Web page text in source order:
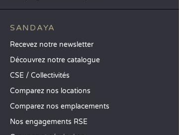
SANDAYA
Recevez notre newsletter
Découvrez notre catalogue
CSE / Collectivités
Comparez nos locations
Comparez nos emplacements
Nos engagements RSE